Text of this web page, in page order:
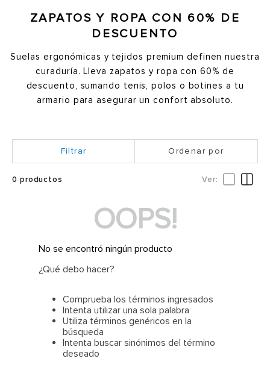
ZAPATOS Y ROPA CON 60% DE
DESCUENTO
Suelas ergonómicas y tejidos premium definen nuestra
curaduría. Lleva zapatos y ropa con 60% de
descuento, sumando tenis, polos o botines a tu
armario para asegurar un confort absoluto.
Ordenar por
0 productos
OOPS!
No se encontró ningún producto
¿Qué debo hacer?
Comprueba los términos ingresados
Intenta utilizar una sola palabra
Utiliza términos genéricos en la
búsqueda
Intenta buscar sinónimos del término
deseado